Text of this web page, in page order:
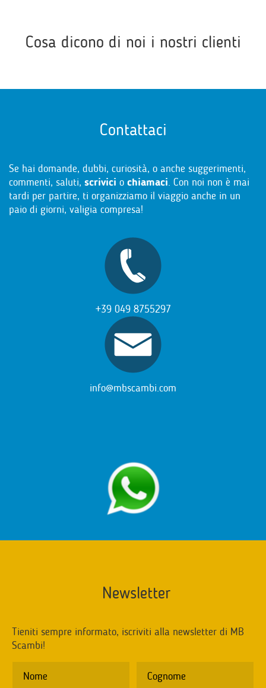
Cosa dicono di noi i nostri clienti
Contattaci
Se hai domande, dubbi, curiosità, o anche suggerimenti,
commenti, saluti, scrivici o chiamaci. Con noi non è mai
tardi per partire, ti organizziamo il viaggio anche in un
paio di giorni, valigia compresa!
+39 049 8755297
info@mbscambi.com
Newsletter
Tieniti sempre informato, iscriviti alla newsletter di MB
Scambi!